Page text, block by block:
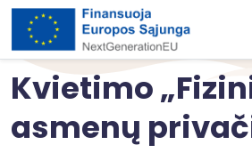
Kvietimo
asmenų